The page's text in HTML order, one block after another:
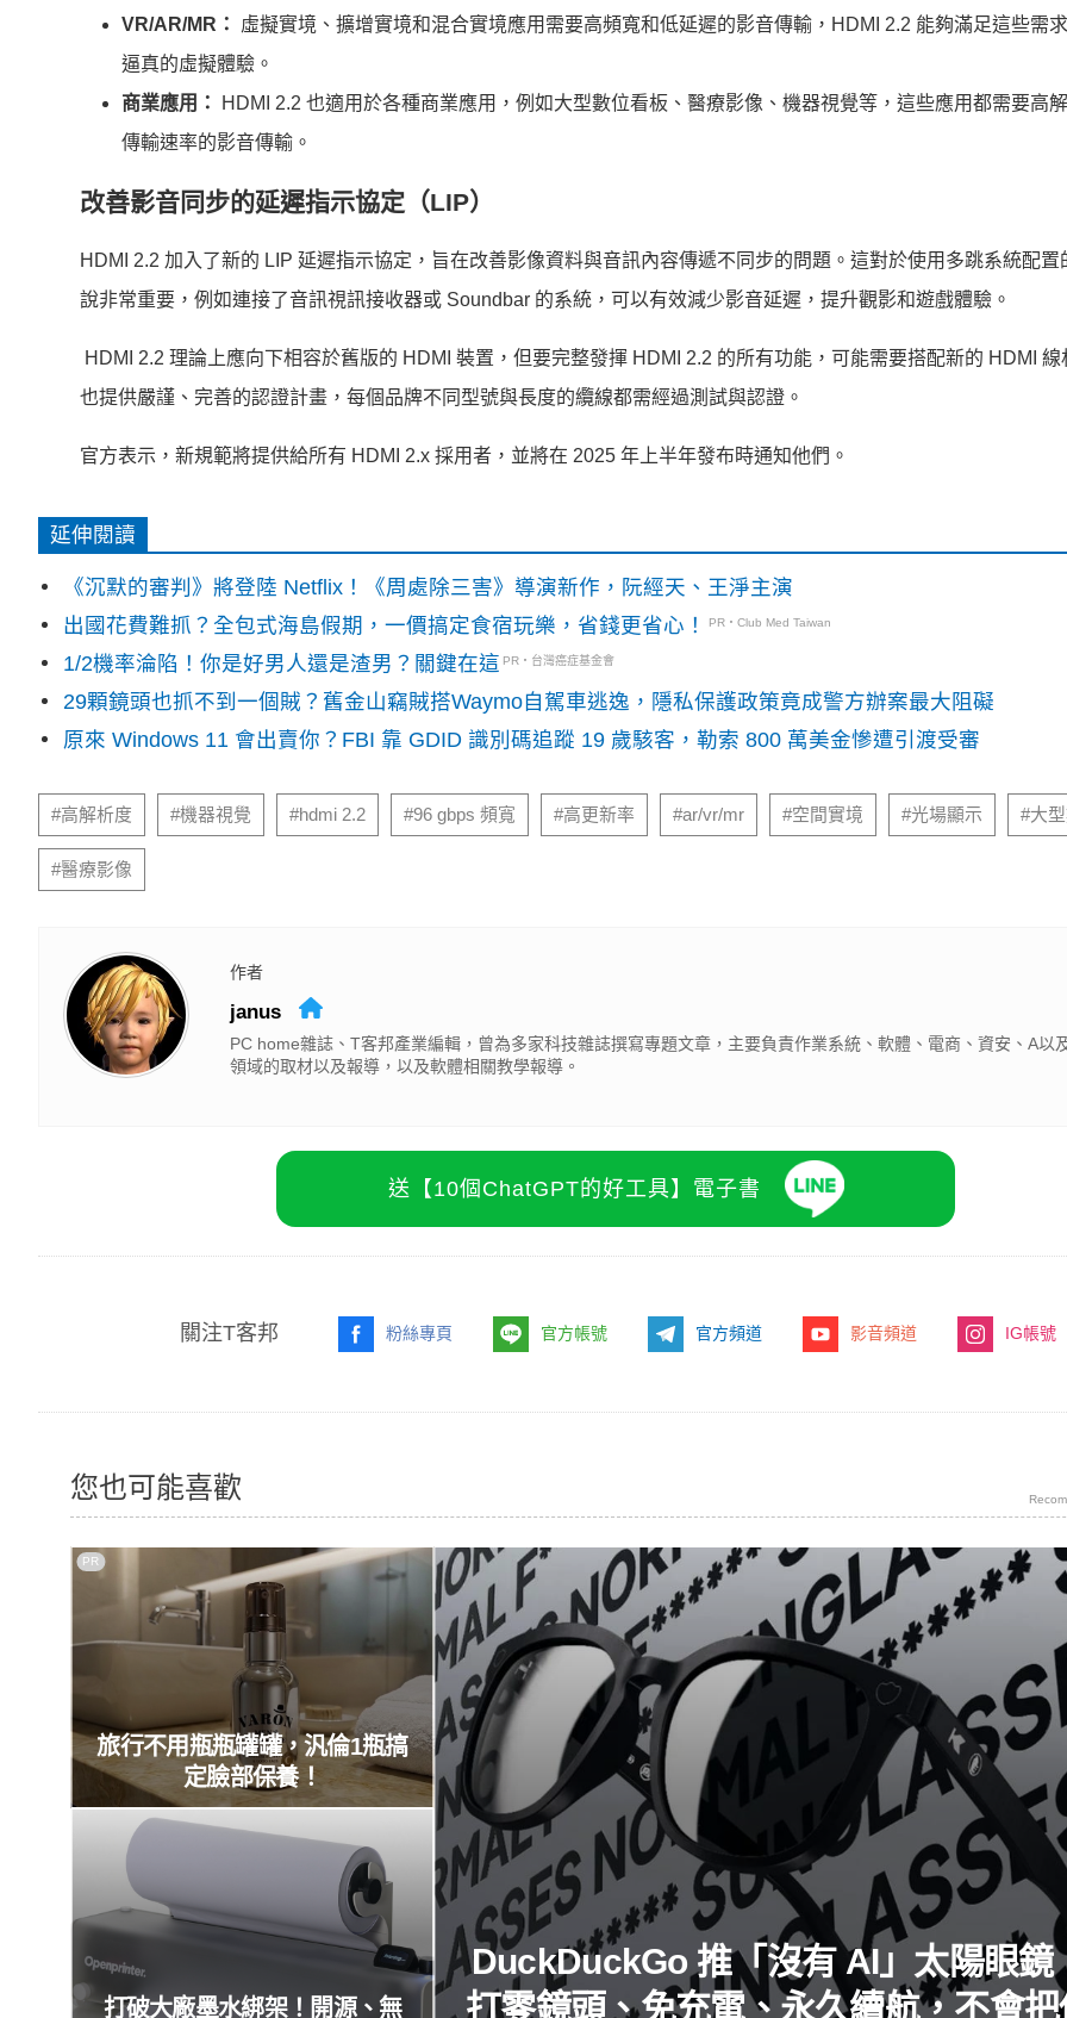
VR/AR/MR：
虛擬實境、擴增實境和混合實境應用需要高頻寬和低延遲的影音傳輸，HDMI 2.2 能夠滿足這些需
逼真的虛擬體驗。
商業應用：
HDMI 2.2 也適用於各種商業應用，例如大型數位看板、醫療影像、機器視覺等，這些應用都需要高
傳輸速率的影音傳輸。
改善影音同步的延遲指示協定（LIP）
HDMI 2.2 加入了新的 LIP 延遲指示協定，旨在改善影像資料與音訊內容傳遞不同步的問題。這對於使用多跳系統配置
說非常重要，例如連接了音訊視訊接收器或 Soundbar 的系統，可以有效減少影音延遲，提升觀影和遊戲體驗。
HDMI 2.2 理論上應向下相容於舊版的 HDMI 裝置，但要完整發揮 HDMI 2.2 的所有功能，可能需要搭配新的 HDMI 線
也提供嚴謹、完善的認證計畫，每個品牌不同型號與長度的纜線都需經過測試與認證。
官方表示，新規範將提供給所有 HDMI 2.x 採用者，並將在 2025 年上半年發布時通知他們。
延伸閱讀
《沉默的審判》將登陸 Netflix！《周處除三害》導演新作，阮經天、王淨主演
出國花費難抓？全包式海島假期，一價搞定食宿玩樂，省錢更省心！
PR・Club Med Taiwan
1/2機率淪陷！你是好男人還是渣男？關鍵在這 PR・台灣癌症基金會
29顆鏡頭也抓不到一個賊？舊金山竊賊搭Waymo自駕車逃逸，隱私保護政策竟成警方辦案最大阻礙
原來 Windows 11 會出賣你？FBI 靠 GDID 識別碼追蹤 19 歲駭客，勒索 800 萬美金慘遭引渡受審
#高解析度 #機器視覺 #hdmi 2.2 #96 gbps 頻寬 #高更新率 #ar/vr/mr #空間實境 #光場顯示 #大
#醫療影像
作者
janus
PC home雜誌、T客邦產業編輯，曾為多家科技雜誌撰寫專題文章，主要負責作業系統、軟體、電商、資安、A以
領域的取材以及報導，以及軟體相關教學報導。
送【10個ChatGPT的好工具】電子書
關注T客邦 粉絲專頁 官方帳號 官方頻道 影音頻道 IG帳號
您也可能喜歡
DuckDuckGo 推「沒有 AI」太陽眼鏡
打零鏡頭、免充電、永久續航，不會把
旅行不用瓶瓶罐罐，汎倫1瓶搞
定臉部保養！
PR
打破大廠墨水綁架！開源、無